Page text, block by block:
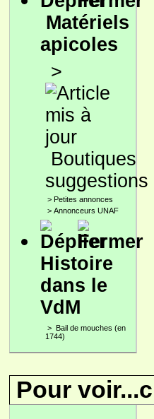
Matériels
apicoles
>
Boutiques
suggestions
> Petites annonces
> Annonceurs UNAF
Histoire
dans le
VdM
> Bail de mouches (en
1744)
Pour